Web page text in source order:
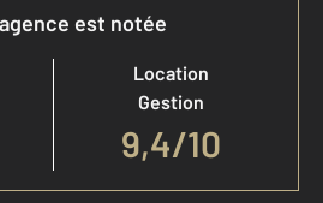
est notée
Location
Gestion
9,4/10